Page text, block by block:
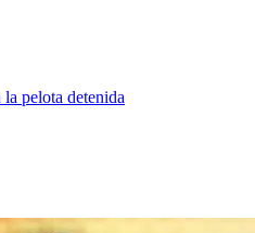
pelota detenida